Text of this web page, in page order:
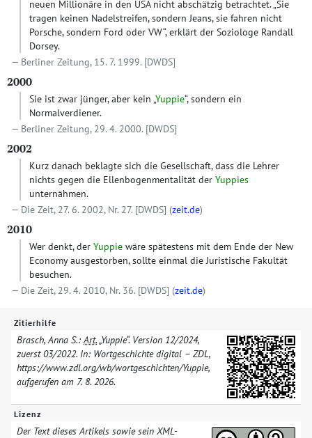
neuen Millionäre in den USA nicht abschätzig betrachtet. „Sie
tragen keinen Nadelstreifen, sondern Jeans, sie fahren nicht
Porsche, sondern Ford oder VW“, erklärt der Soziologe Randall
Dorsey.
Berliner Zeitung, 15. 7. 1999. [DWDS]
2000
Sie ist zwar jünger, aber kein „Yuppie“, sondern ein
Normalverdiener.
Berliner Zeitung, 29. 4. 2000. [DWDS]
2002
Kurz danach beklagte sich die Gesellschaft, dass die Lehrer
nichts gegen die Ellenbogenmentalität der Yuppies
unternähmen.
Die Zeit, 27. 6. 2002, Nr. 27. [DWDS] (zeit.de)
2010
Wer denkt, der Yuppie wäre spätestens mit dem Ende der New
Economy ausgestorben, sollte einmal die Juristische Fakultät
besuchen.
Die Zeit, 29. 4. 2010, Nr. 36. [DWDS] (zeit.de)
Zitierhilfe
Brasch, Anna S.:Art.„Yuppie“. Version 12/​2024,
zuerst03/​2022. In: Wortgeschichte digital – ZDL,
https://www.zdl.org/​wb/​wortgeschichten/​Yuppie,
aufgerufen am 7. 8. 2026.
Lizenz
Der Text dieses Artikels sowie sein XML-